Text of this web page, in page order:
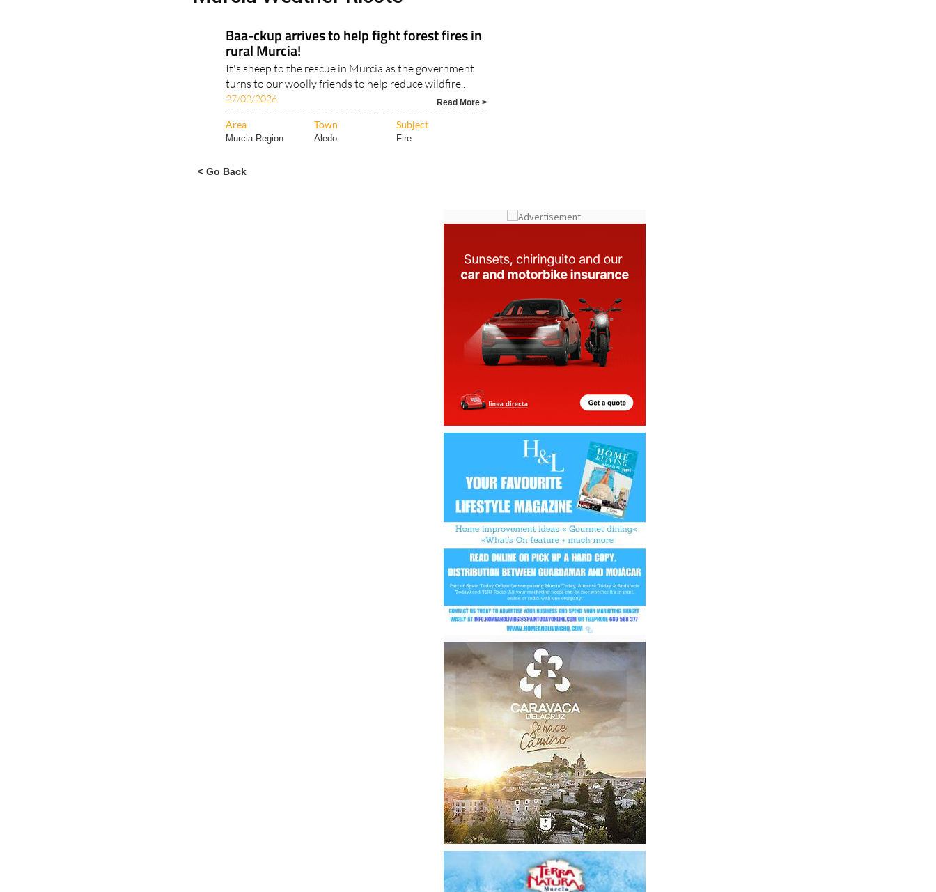
Baa-ckup arrives to help fight forest fires in
rural Murcia!
It's sheep to the rescue in Murcia as the government
turns to our woolly friends to help reduce wildfire..
27/02/2026 Read More >
Area Town Subject
Murcia Region Aledo Fire
< Go Back